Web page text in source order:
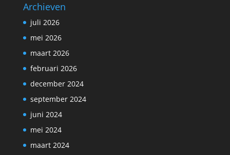
Archieven
juli 2026
mei 2026
maart 2026
februari 2026
december 2024
september 2024
juni 2024
mei 2024
maart 2024